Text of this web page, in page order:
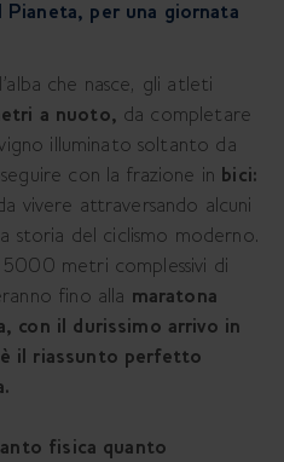
per una giornata
che nasce, gli atleti
a nuoto, da completare
illuminato soltanto da
con la frazione in bici:
vivere attraversando alcuni
storia del ciclismo moderno.
5000 metri complessivi di
fino alla maratona
con il durissimo arrivo in
il riassunto perfetto
fisica quanto